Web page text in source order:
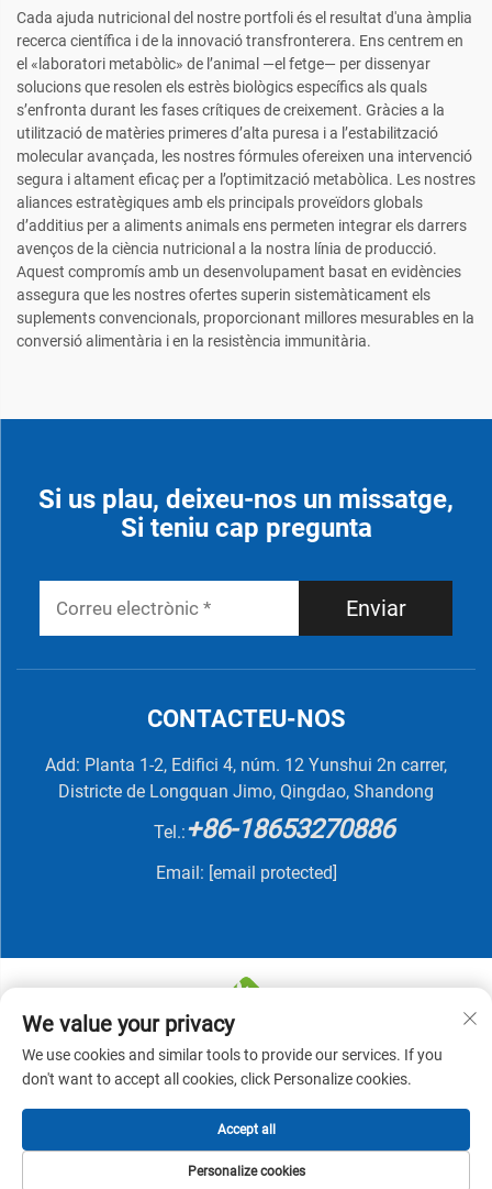
Cada ajuda nutricional del nostre portfoli és el resultat d'una àmplia
recerca científica i de la innovació transfronterera. Ens centrem en
el «laboratori metabòlic» de l’animal —el fetge— per dissenyar
solucions que resolen els estrès biològics específics als quals
s’enfronta durant les fases crítiques de creixement. Gràcies a la
utilització de matèries primeres d’alta puresa i a l’estabilització
molecular avançada, les nostres fórmules ofereixen una intervenció
segura i altament eficaç per a l’optimització metabòlica. Les nostres
aliances estratègiques amb els principals proveïdors globals
d’additius per a aliments animals ens permeten integrar els darrers
avenços de la ciència nutricional a la nostra línia de producció.
Aquest compromís amb un desenvolupament basat en evidències
assegura que les nostres ofertes superin sistemàticament els
suplements convencionals, proporcionant millores mesurables en la
conversió alimentària i en la resistència immunitària.
Si us plau, deixeu-nos un missatge,
Si teniu cap pregunta
Enviar
CONTACTEU-NOS
Add: Planta 1-2, Edifici 4, núm. 12 Yunshui 2n carrer,
Districte de Longquan Jimo, Qingdao, Shandong
Tel.:+86-18653270886
Email: [email protected]
Copyright © 2025 by QINGDAO NUTRIVIT BIOTECH CO.,
LTD - Política de privadesa
We value your privacy
We use cookies and similar tools to provide our services. If you
don't want to accept all cookies, click Personalize cookies.
Personalize cookies
Accept all